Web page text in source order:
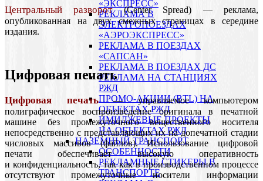
«ЭКСПРЕСС»
РЕКЛАМА В
ЭЛЕКТРОПОЕЗДАХ
«АЭРОЭКСПРЕСС»
РЕКЛАМА В ПОЕЗДАХ
«САПСАН»
РЕКЛАМА В ПОЕЗДАХ ДС
РЕКЛАМА НА СТАНЦИЯХ
РЖД
ПРОМО-АКЦИИ (BTL) НА
ОБЪЕКТАХ РЖД
ИМИДЖЕВЫЕ ПРОЕКТЫ
НА ОБЪЕКТАХ РЖД
НАЗЕМНЫЙ ТРАНСПОРТ
ОСОБЕННОСТИ
РЕКЛАМНЫЕ СТИКЕРЫ В
ТРАНСПОРТЕ
Центральный разворот(Center Spread) — реклама,
опубликованная на двух смежных страницах в середине
издания.
Цифровая печать
Цифровая печать— управляемое компьютером
полиграфическое воспроизведение оригинала в печатной
машине без промежуточного вещественного носителя
непосредственно с представляющих их на допечатной стадии
числовых массивов (файлов). Использование цифровой
печати обеспечивает высокую оперативность
и конфиденциальность, так как в производственном процессе
отсутствуют промежуточные носители информации